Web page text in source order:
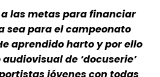
las metas para financiar
sea para el campeonato
aprendido harto y por ello
de ‘docuserie’
jóvenes con todas